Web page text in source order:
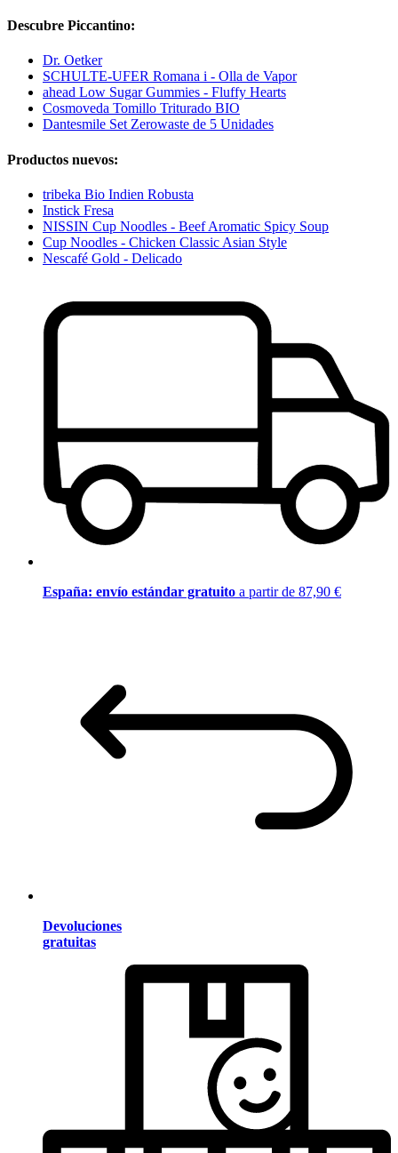
Descubre Piccantino:
Dr. Oetker
SCHULTE-UFER Romana i - Olla de Vapor
ahead Low Sugar Gummies - Fluffy Hearts
Cosmoveda Tomillo Triturado BIO
Dantesmile Set Zerowaste de 5 Unidades
Productos nuevos:
tribeka Bio Indien Robusta
Instick Fresa
NISSIN Cup Noodles - Beef Aromatic Spicy Soup
Cup Noodles - Chicken Classic Asian Style
Nescafé Gold - Delicado
España: envío estándar gratuito a partir de 87,90 €
Devoluciones
gratuitas